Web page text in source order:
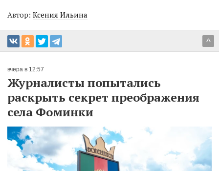
Автор: Ксения Ильина
^
вчера в 12:57
Журналисты попытались
раскрыть секрет преображения
села Фоминки